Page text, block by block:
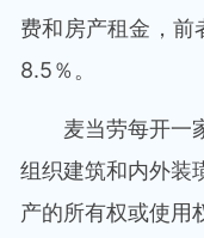
费和房产租金，前
8.5％。
麦当劳每开一
组织建筑和内外装
产的所有权或使用